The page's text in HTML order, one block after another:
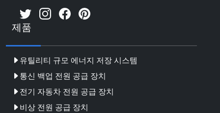
제품
유틸리티 규모 에너지 저장 시스템
통신 백업 전원 공급 장치
전기 자동차 전원 공급 장치
비상 전원 공급 장치